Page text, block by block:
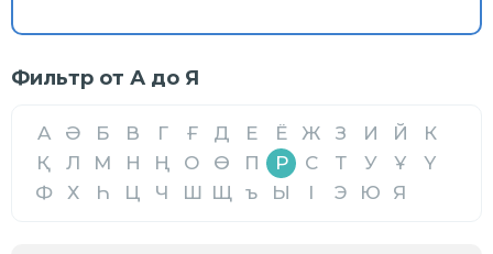
Фильтр от А до Я
A Ә Б В Г Ғ Д Е Ё Ж З И Й
К
Қ
Л М Н Ң О Ө П Р С Т У Ұ
Ү
Ф
Х Һ Ц Ч Ш Щ ъ Ы І Э Ю Я